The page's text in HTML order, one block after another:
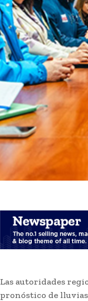
Las autoridades
pronóstico de